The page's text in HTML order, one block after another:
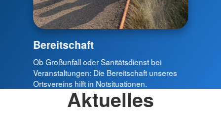
Bereitschaft
Ob Großunfall oder Sanitätsdienst bei
Veranstaltungen: Die Bereitschaft unseres
Ortsvereins hilft in Notsituationen.
Aktuelles